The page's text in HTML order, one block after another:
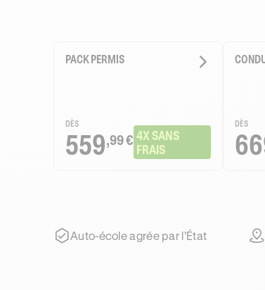
PACK PERMIS
DÈS
559,99 € 4X SANS
FRAIS
DÈS
Auto-école agrée par l’État